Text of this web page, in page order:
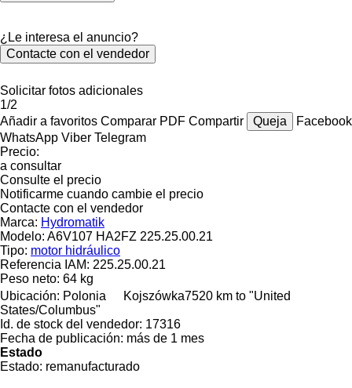
¿Le interesa el anuncio?
Contacte con el vendedor
Solicitar fotos adicionales
1/2
Añadir a favoritos Comparar PDF Compartir Queja
Facebook
WhatsApp Viber Telegram
Precio:
a consultar
Consulte el precio
Notificarme cuando cambie el precio
Contacte con el vendedor
Marca: Hydromatik
Modelo: A6V107 HA2FZ 225.25.00.21
Tipo: motor hidráulico
Referencia IAM: 225.25.00.21
Peso neto: 64 kg
Ubicación: Polonia Kojszówka7520 km to "United
States/Columbus"
Id. de stock del vendedor: 17316
Fecha de publicación: más de 1 mes
Estado
Estado: remanufacturado